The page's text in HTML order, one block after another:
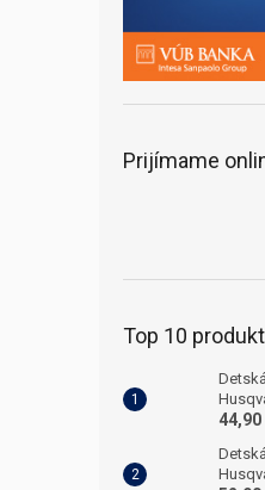
Prijímame
Top 10
44,90